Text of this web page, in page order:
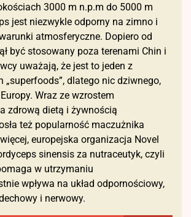
3000 m n.p.m do 5000 m
jest niezwykle odporny na zimno i
atmosferyczne. Dopiero od
być stosowany poza terenami Chin i
uważają, że jest to jeden z
„superfoods”, dlatego nic dziwnego,
Wraz ze wzrostem
zdrową dietą i żywnością
też popularność maczużnika
europejska organizacja Novel
sinensis za nutraceutyk, czyli
w utrzymaniu
wpływa na układ odpornościowy,
i nerwowy.